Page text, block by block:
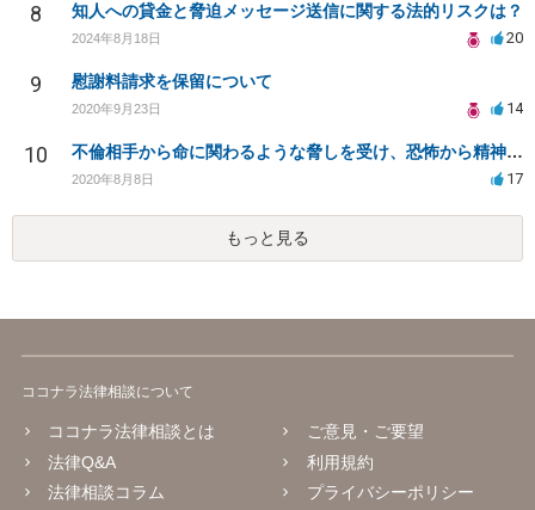
8 知人への貸金と脅迫メッセージ送信に関する法的リスクは？
2024年8月18日 20
9 慰謝料請求を保留について
2020年9月23日 14
10 不倫相手から命に関わるような脅しを受け、恐怖から精神的にまいっています。
2020年8月8日 17
もっと見る
ココナラ法律相談について
ココナラ法律相談とは
法律Q&A
法律相談コラム
ご意見・ご要望
利用規約
プライバシーポリシー